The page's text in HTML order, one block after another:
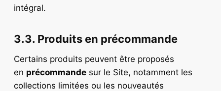
intégral.
3.3. Produits en précommande
Certains produits peuvent être proposés
en précommande sur le Site, notamment les
collections limitées ou les nouveautés